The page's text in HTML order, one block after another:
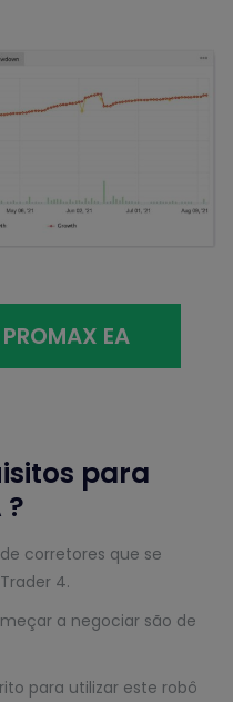
EA
para
corretores que se
4.
a negociar são de
para utilizar este robô